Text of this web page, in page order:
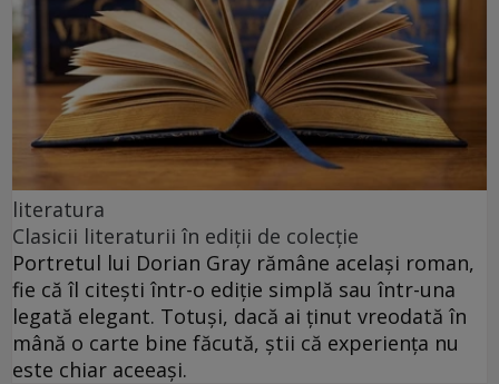
literatura
Clasicii literaturii în ediții de colecție
Portretul lui Dorian Gray rămâne același roman,
fie că îl citești într-o ediție simplă sau într-una
legată elegant. Totuși, dacă ai ținut vreodată în
mână o carte bine făcută, știi că experiența nu
este chiar aceeași.